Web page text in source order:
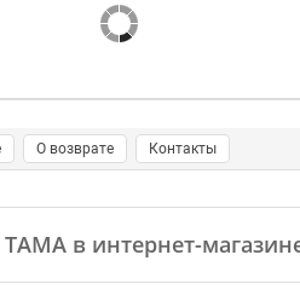
О возврате Контакты
в интернет-